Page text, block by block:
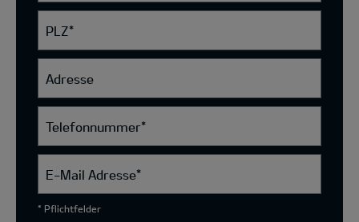
PLZ*
Adresse
Telefonnummer*
E-Mail Adresse*
* Pflichtfelder